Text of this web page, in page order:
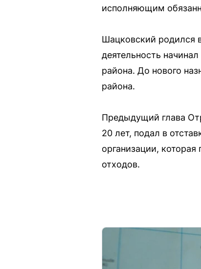
исполняющим
Шацковский родился
деятельность
района. До нового
района.
Предыдущий глава
20 лет, подал в
организации,
отходов.